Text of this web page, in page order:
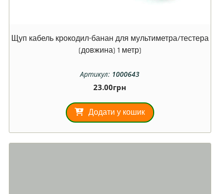
Щуп кабель крокодил-банан для мультиметра/тестера
(довжина) 1 метр)
Артикул: 1000643
23.00грн
Додати у кошик